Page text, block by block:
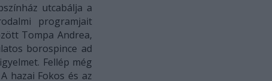
utcabálja a
programjait
Tompa Andrea,
borospince ad
Fellép még
hazai Fokos és az